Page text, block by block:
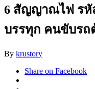
6 สัญญาณไฟ รหั
บรรทุก คนขับรถ
By krustory
Share on Facebook